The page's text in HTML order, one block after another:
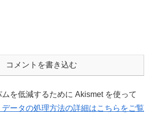
コメントを書き込む
を低減するために Akismet を使って
データの処理方法の詳細はこちらをご覧